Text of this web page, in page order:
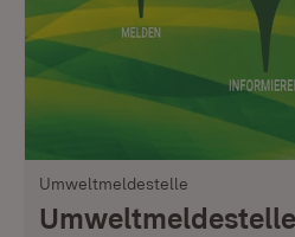
Umweltmeldestelle